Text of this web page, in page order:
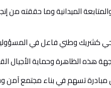
الميدانية وما حققته
كشريك وطني فاعل في
هذه الظاهرة وحماية الأجيال
تسهم في بناء مجتمع آمن